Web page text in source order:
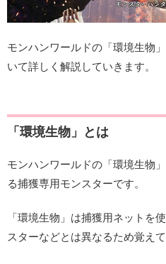
モンハンワールドの「環境生物
いて詳しく解説していきます。
「環境生物」とは
モンハンワールドの「環境生物
る捕獲専用モンスターです。
「環境生物」は捕獲用ネットを
スターなどとは異なるため覚えて